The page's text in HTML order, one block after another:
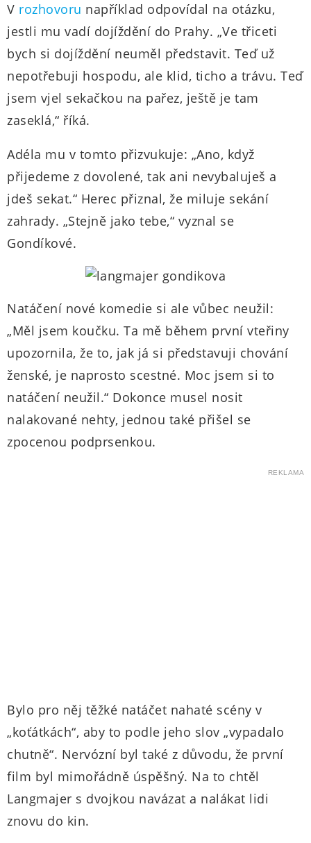
V rozhovoru například odpovídal na otázku,
jestli mu vadí dojíždění do Prahy. „Ve třiceti
bych si dojíždění neuměl představit. Teď už
nepotřebuji hospodu, ale klid, ticho a trávu. Teď
jsem vjel sekačkou na pařez, ještě je tam
zaseklá,“ říká.
Adéla mu v tomto přizvukuje: „Ano, když
přijedeme z dovolené, tak ani nevybaluješ a
jdeš sekat.“ Herec přiznal, že miluje sekání
zahrady. „Stejně jako tebe,“ vyznal se
Gondíkové.
Natáčení nové komedie si ale vůbec neužil:
„Měl jsem koučku. Ta mě během první vteřiny
upozornila, že to, jak já si představuji chování
ženské, je naprosto scestné. Moc jsem si to
natáčení neužil.“ Dokonce musel nosit
nalakované nehty, jednou také přišel se
zpocenou podprsenkou.
REKLAMA
Bylo pro něj těžké natáčet nahaté scény v
„koťátkách“, aby to podle jeho slov „vypadalo
chutně“. Nervózní byl také z důvodu, že první
film byl mimořádně úspěšný. Na to chtěl
Langmajer s dvojkou navázat a nalákat lidi
znovu do kin.